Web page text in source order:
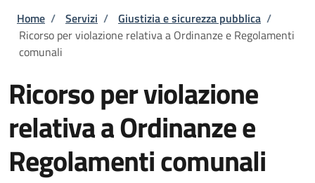
Briciole di pane
Home / Servizi / Giustizia e sicurezza pubblica /
Ricorso per violazione relativa a Ordinanze e Regolamenti
comunali
Ricorso per violazione
relativa a Ordinanze e
Regolamenti comunali